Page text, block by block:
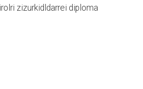
zizurkidldarrei diploma